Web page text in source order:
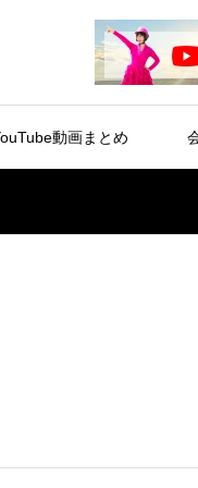
動画まとめ